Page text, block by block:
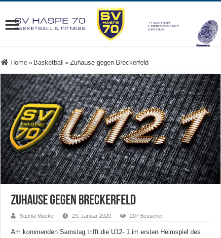
Home » Basketball » Zuhause gegen Breckerfeld
Zuhause gegen Breckerfeld
Sophia Mücke 23. Januar 2020 207 Besucher
Am kommenden Samstag trifft die U12- 1 im ersten Heimspiel des